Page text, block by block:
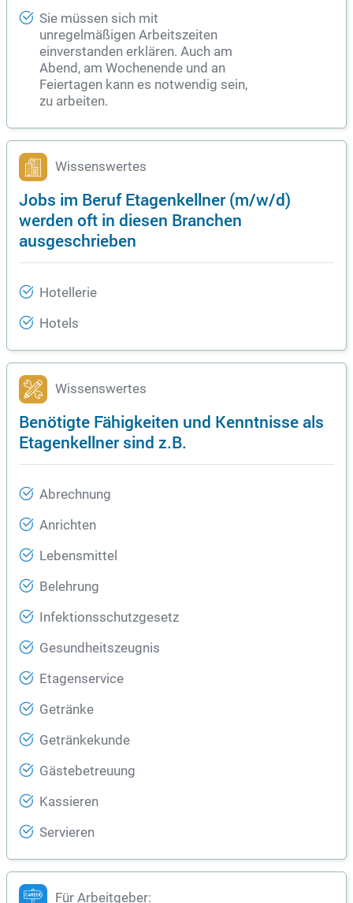
Sie müssen sich mit
unregelmäßigen Arbeitszeiten
einverstanden erklären. Auch am
Abend, am Wochenende und an
Feiertagen kann es notwendig sein,
zu arbeiten.
Wissenswertes
Jobs im Beruf Etagenkellner (m/w/d)
werden oft in diesen Branchen
ausgeschrieben
Hotellerie
Hotels
Wissenswertes
Benötigte Fähigkeiten und Kenntnisse als
Etagenkellner sind z.B.
Abrechnung
Anrichten
Lebensmittel
Belehrung
Infektionsschutzgesetz
Gesundheitszeugnis
Etagenservice
Getränke
Getränkekunde
Gästebetreuung
Kassieren
Servieren
Für Arbeitgeber: